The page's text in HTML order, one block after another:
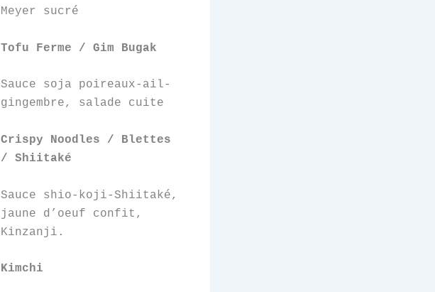
Meyer sucré
Tofu Ferme / Gim Bugak
Sauce soja poireaux-ail-
gingembre, salade cuite
Crispy Noodles / Blettes
/ Shiitaké
Sauce shio-koji-Shiitaké,
jaune d’oeuf confit,
Kinzanji.
Kimchi